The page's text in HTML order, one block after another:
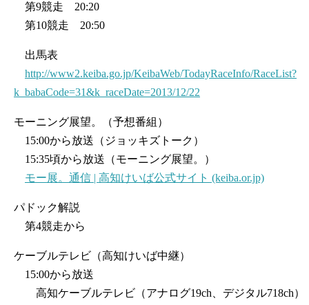
第9競走 20:20
第10競走 20:50
出馬表
http://www2.keiba.go.jp/KeibaWeb/TodayRaceInfo/RaceList?
k_babaCode=31&k_raceDate=2013/12/22
モーニング展望。（予想番組）
15:00から放送（ジョッキズトーク）
15:35頃から放送（モーニング展望。）
モー展。通信 | 高知けいば公式サイト (keiba.or.jp)
パドック解説
第4競走から
ケーブルテレビ（高知けいば中継）
15:00から放送
高知ケーブルテレビ（アナログ19ch、デジタル718ch）